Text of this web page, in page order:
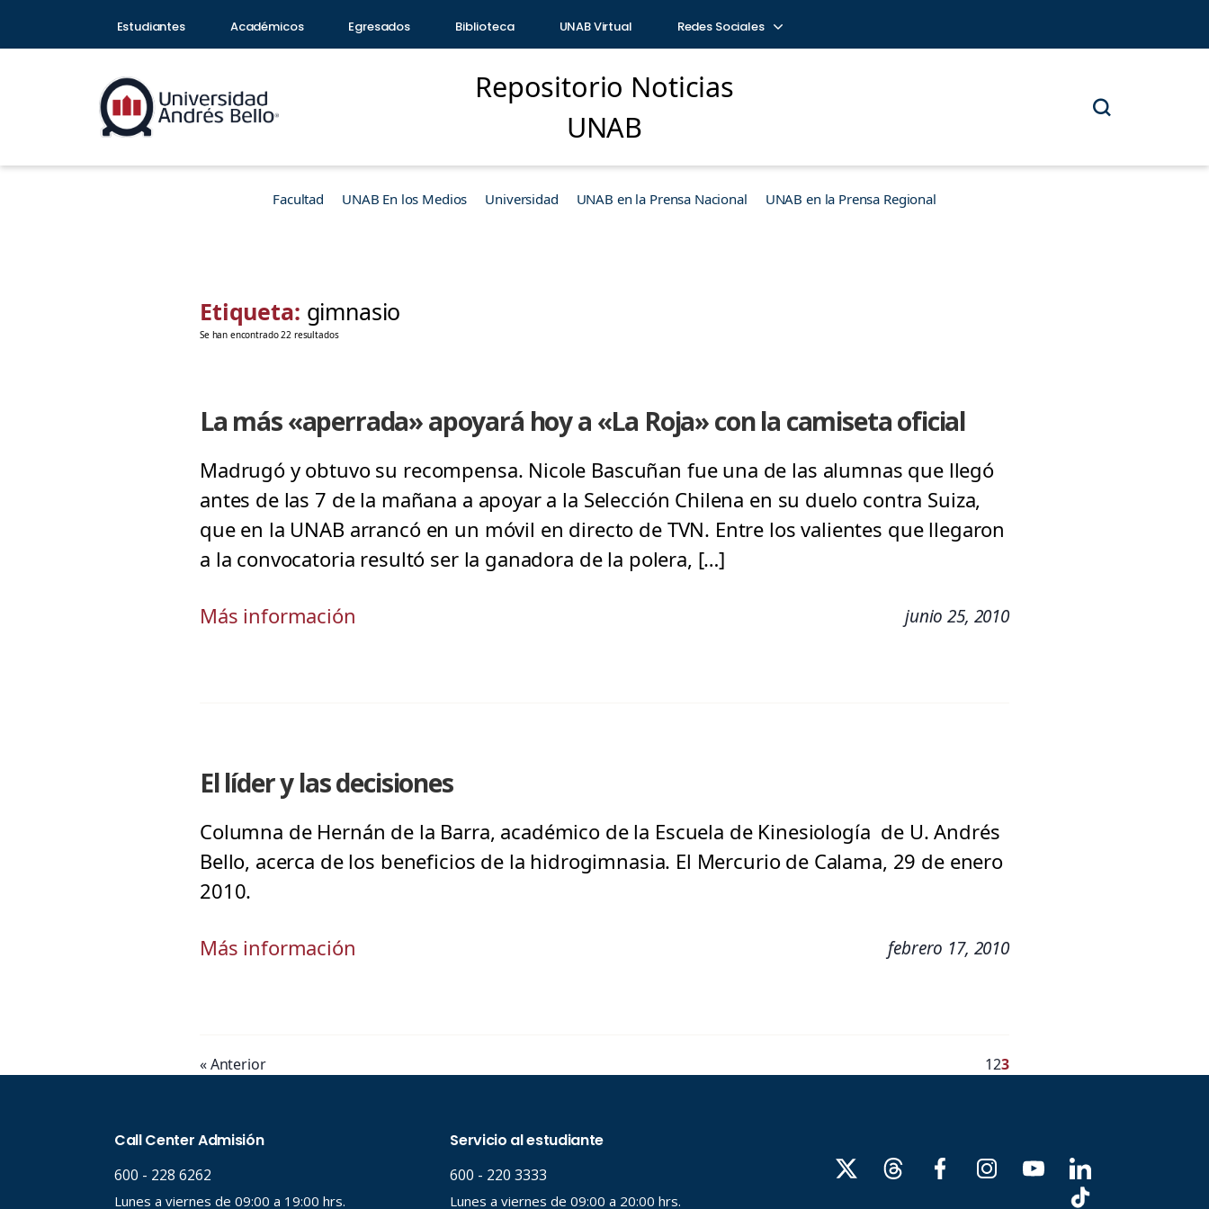
Estudiantes Académicos Egresados Biblioteca UNAB Virtual Redes Sociales
Repositorio Noticias
UNAB
Facultad UNAB En los Medios Universidad UNAB en la Prensa Nacional UNAB en la Prensa Regional
Etiqueta: gimnasio
Se han encontrado 22 resultados
La más «aperrada» apoyará hoy a «La Roja» con la camiseta oficial
Madrugó y obtuvo su recompensa. Nicole Bascuñan fue una de las alumnas que llegó
antes de las 7 de la mañana a apoyar a la Selección Chilena en su duelo contra Suiza,
que en la UNAB arrancó en un móvil en directo de TVN. Entre los valientes que llegaron
a la convocatoria resultó ser la ganadora de la polera, […]
Más información junio 25, 2010
El líder y las decisiones
Columna de Hernán de la Barra, académico de la Escuela de Kinesiología de U. Andrés
Bello, acerca de los beneficios de la hidrogimnasia. El Mercurio de Calama, 29 de enero
2010.
Más información febrero 17, 2010
« Anterior 123